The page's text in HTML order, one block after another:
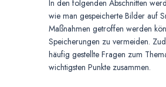
In den folgenden Abschnitten
wie man gespeicherte Bilder auf
Maßnahmen getroffen werden
Speicherungen zu vermeiden.
häufig gestellte Fragen zum
wichtigsten Punkte zusammen.